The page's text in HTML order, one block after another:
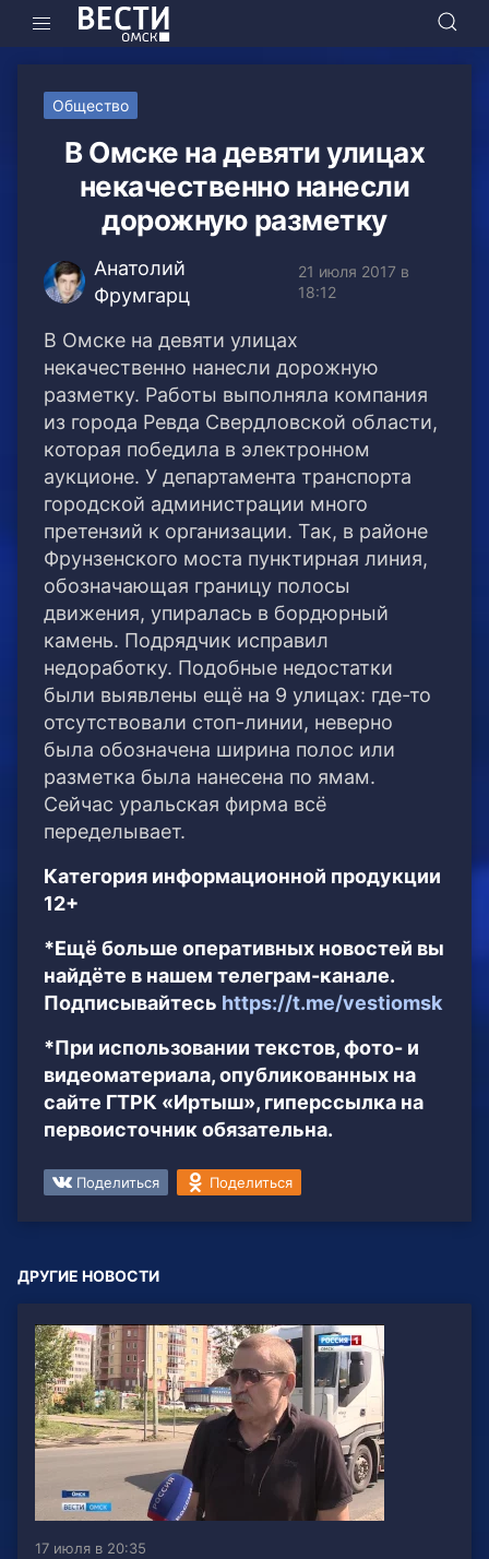
Общество
В Омске на девяти улицах
некачественно нанесли
дорожную разметку
Анатолий
Фрумгарц
21 июля 2017 в
18:12
В Омске на девяти улицах
некачественно нанесли дорожную
разметку. Работы выполняла компания
из города Ревда Свердловской области,
которая победила в электронном
аукционе. У департамента транспорта
городской администрации много
претензий к организации. Так, в районе
Фрунзенского моста пунктирная линия,
обозначающая границу полосы
движения, упиралась в бордюрный
камень. Подрядчик исправил
недоработку. Подобные недостатки
были выявлены ещё на 9 улицах: где-то
отсутствовали стоп-линии, неверно
была обозначена ширина полос или
разметка была нанесена по ямам.
Сейчас уральская фирма всё
переделывает.
Категория информационной продукции
12+
*Ещё больше оперативных новостей вы
найдёте в нашем телеграм-канале.
Подписывайтесь https://t.me/vestiomsk
*При использовании текстов, фото- и
видеоматериала, опубликованных на
сайте ГТРК «Иртыш», гиперссылка на
первоисточник обязательна.
Поделиться Поделиться
ДРУГИЕ НОВОСТИ
17 июля в 20:35